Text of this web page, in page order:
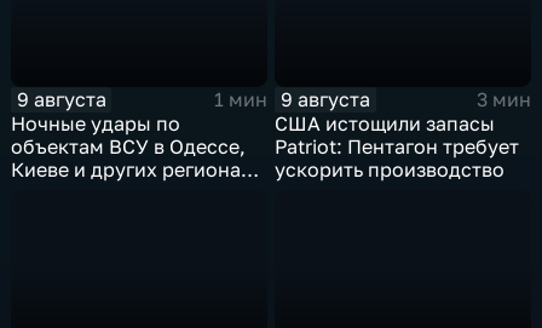
9 августа
1 мин
Ночные удары по
объектам ВСУ в Одессе,
Киеве и других регионах
9 августа
3 мин
США истощили запасы
Patriot: Пентагон требует
ускорить производство